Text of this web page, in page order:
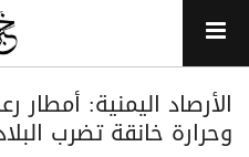
الأرصاد اليمنية: أمطار
وحرارة خانقة تضرب